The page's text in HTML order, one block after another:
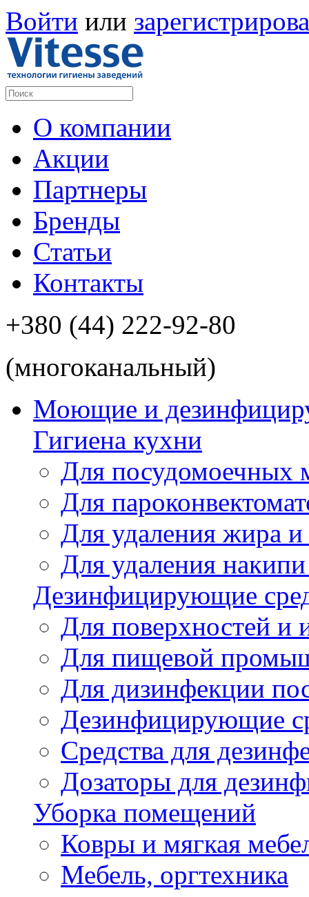
Войти или
О компании
Акции
Партнеры
Бренды
Статьи
Контакты
+380 (44) 222-92-80
(многоканальный)
Моющие и
Гигиена кухни
Для посудомоечных
Для
Для удаления жира и
Для удаления
Дезинфицирующие
Для поверхностей и
Для пищевой
Для дизинфекции
Дезинфицирующие
Cредства для
Дозаторы для
Уборка помещений
Ковры и мягкая
Мебель, оргтехника